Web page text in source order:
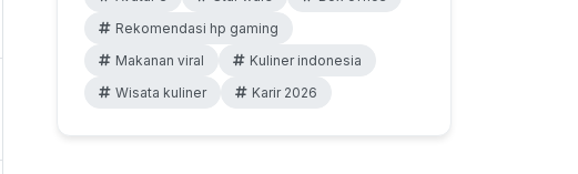
Rekomendasi hp gaming
Makanan viral
Kuliner indonesia
Wisata kuliner
Karir 2026